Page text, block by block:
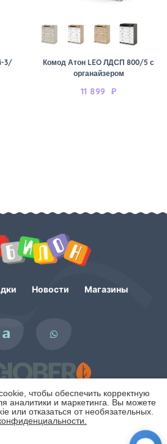
чтобы обеспечить корректную
аналитики и маркетинга. Вы можете
или отказаться от необязательных.
3/
Комод Атон LEO ЛДСП 800/5 с
органайзером
11 899 ₽
Новости Магазины
конфиденциальности